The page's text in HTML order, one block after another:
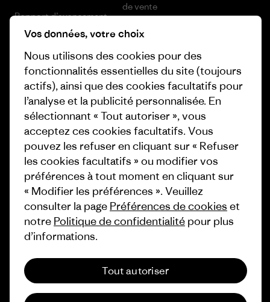
Rapport d’avancement
Business Unusual
Objectifs climatiques
1% For The Planet
Comment nous finançons
Cartes cadeaux
Nos magasins
de vente
Préférences de cookie
Carrières
Presse et media
Industry program
Programme d’affiliation
Patagonia Belgique Plan du site
© 2026 Patagonia, Inc. All Rights Reserved.
Vos données, votre choix
Nous utilisons des cookies pour des
fonctionnalités essentielles du site (toujours
actifs), ainsi que des cookies facultatifs pour
l’analyse et la publicité personnalisée. En
sélectionnant « Tout autoriser », vous
acceptez ces cookies facultatifs. Vous
pouvez les refuser en cliquant sur « Refuser
les cookies facultatifs » ou modifier vos
préférences à tout moment en cliquant sur
« Modifier les préférences ». Veuillez
consulter la page Préférences de cookies et
notre Politique de confidentialité pour plus
d’informations.
Tout autoriser